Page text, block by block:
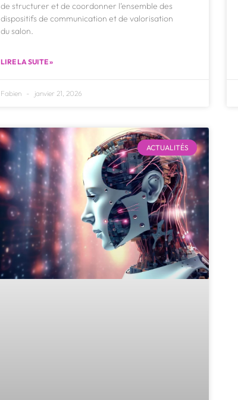
de structurer et de coordonner l’ensemble des
dispositifs de communication et de valorisation
du salon.
LIRE LA SUITE »
Fabien janvier 21, 2026
ACTUALITÉS